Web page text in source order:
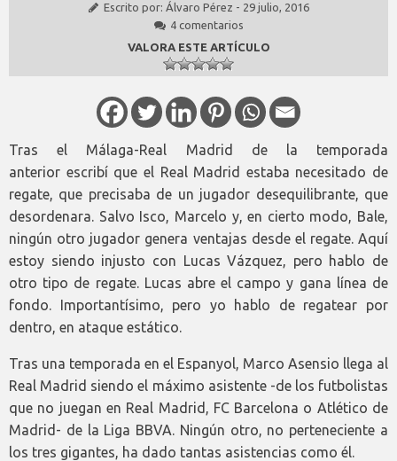
Escrito por: Álvaro Pérez - 29 julio, 2016
4 comentarios
VALORA ESTE ARTÍCULO
Tras el Málaga-Real Madrid de la temporada
anterior escribí que el Real Madrid estaba necesitado de
regate, que precisaba de un jugador desequilibrante, que
desordenara. Salvo Isco, Marcelo y, en cierto modo, Bale,
ningún otro jugador genera ventajas desde el regate. Aquí
estoy siendo injusto con Lucas Vázquez, pero hablo de
otro tipo de regate. Lucas abre el campo y gana línea de
fondo. Importantísimo, pero yo hablo de regatear por
dentro, en ataque estático.
Tras una temporada en el Espanyol, Marco Asensio llega al
Real Madrid siendo el máximo asistente -de los futbolistas
que no juegan en Real Madrid, FC Barcelona o Atlético de
Madrid- de la Liga BBVA. Ningún otro, no perteneciente a
los tres gigantes, ha dado tantas asistencias como él.